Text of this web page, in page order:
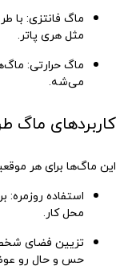
ماگ فانتزی: با
مثل هری پاتر.
ماگ حرارتی:
می‌شه.
کاربردهای ماگ
این ماگ‌ها برای هر
استفاده روزمره:
محل کار.
تزیین فضای
حس و حال رو